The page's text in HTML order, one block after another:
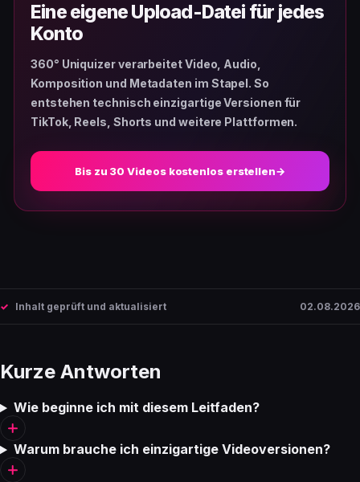
Eine eigene Upload-Datei für jedes
Konto
360° Uniquizer verarbeitet Video, Audio,
Komposition und Metadaten im Stapel. So
entstehen technisch einzigartige Versionen für
TikTok, Reels, Shorts und weitere Plattformen.
Bis zu 30 Videos kostenlos erstellen→
Inhalt geprüft und aktualisiert 02.08.2026
Kurze Antworten
Wie beginne ich mit diesem Leitfaden?
Warum brauche ich einzigartige Videoversionen?